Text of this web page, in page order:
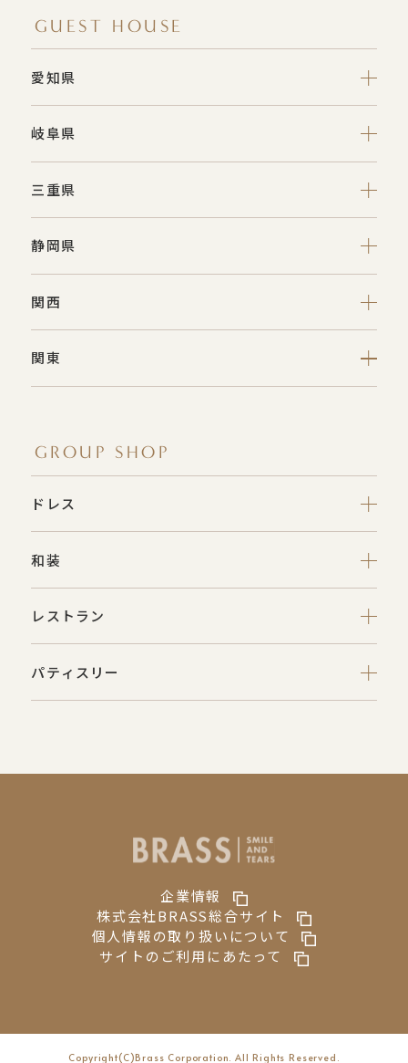
GUEST HOUSE
愛知県
岐阜県
三重県
静岡県
関西
関東
GROUP SHOP
ドレス
和装
レストラン
パティスリー
株式会社BRASS総合サイト
企業情報
個人情報の取り扱いについて
サイトのご利用にあたって
Copyright(C)Brass Corporation. All Rights Reserved.